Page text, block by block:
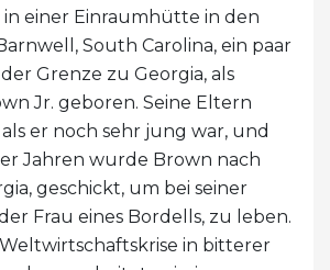
in einer Einraumhütte in den
South Carolina, ein paar
Grenze zu Georgia, als
Jr. geboren. Seine Eltern
er noch sehr jung war, und
Jahren wurde Brown nach
geschickt, um bei seiner
Frau eines Bordells, zu leben.
in bitterer